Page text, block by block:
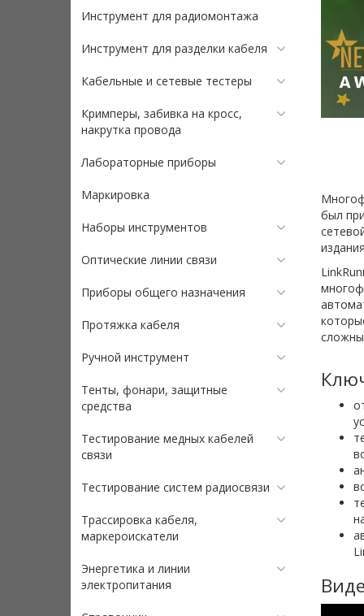
Инструмент для радиомонтажа
Инструмент для разделки кабеля
Кабельные и сетевые тестеры
Кримперы, забивка на кросс,
накрутка провода
Лабораторные приборы
Маркировка
Наборы инструментов
Оптические линии связи
Приборы общего назначения
Протяжка кабеля
Ручной инструмент
Тенты, фонари, защитные
средства
Тестирование медных кабелей
связи
Тестирование систем радиосвязи
Трассировка кабеля,
маркероискатели
Энергетика и линии
электропитания
был